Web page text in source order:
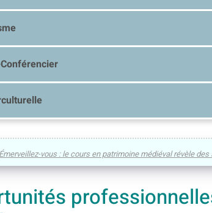
Émerveillez-vous : le cours en patrimoine médiéval révèle